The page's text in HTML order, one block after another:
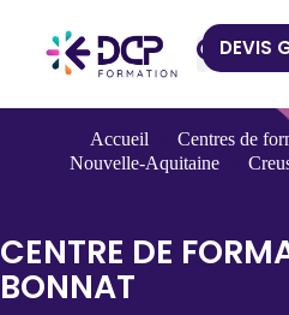
DEVIS
Accueil
Centres de
Nouvelle-Aquitaine
CENTRE DE
BONNAT